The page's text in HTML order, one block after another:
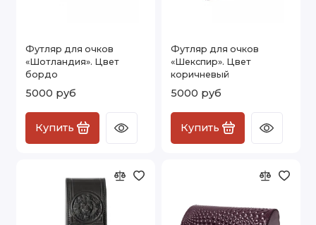
Футляр для очков
«Шотландия». Цвет
бордо
5000 руб
Купить
Футляр для очков
«Шекспир». Цвет
коричневый
5000 руб
Купить